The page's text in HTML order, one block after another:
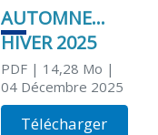
AUTOMNE
HIVER 2025
PDF| 14,28 Mo |
04 Décembre 2025
Télécharger